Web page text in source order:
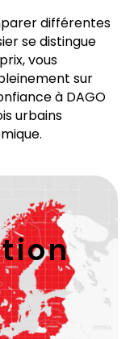
différentes
se distingue
vous
sur
à DAGO
urbains